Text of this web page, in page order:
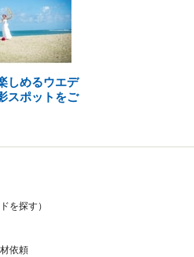
しめるウエデ
スポットをご
を探す）
依頼